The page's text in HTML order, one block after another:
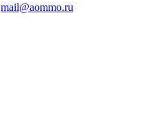
mail@aommo.ru